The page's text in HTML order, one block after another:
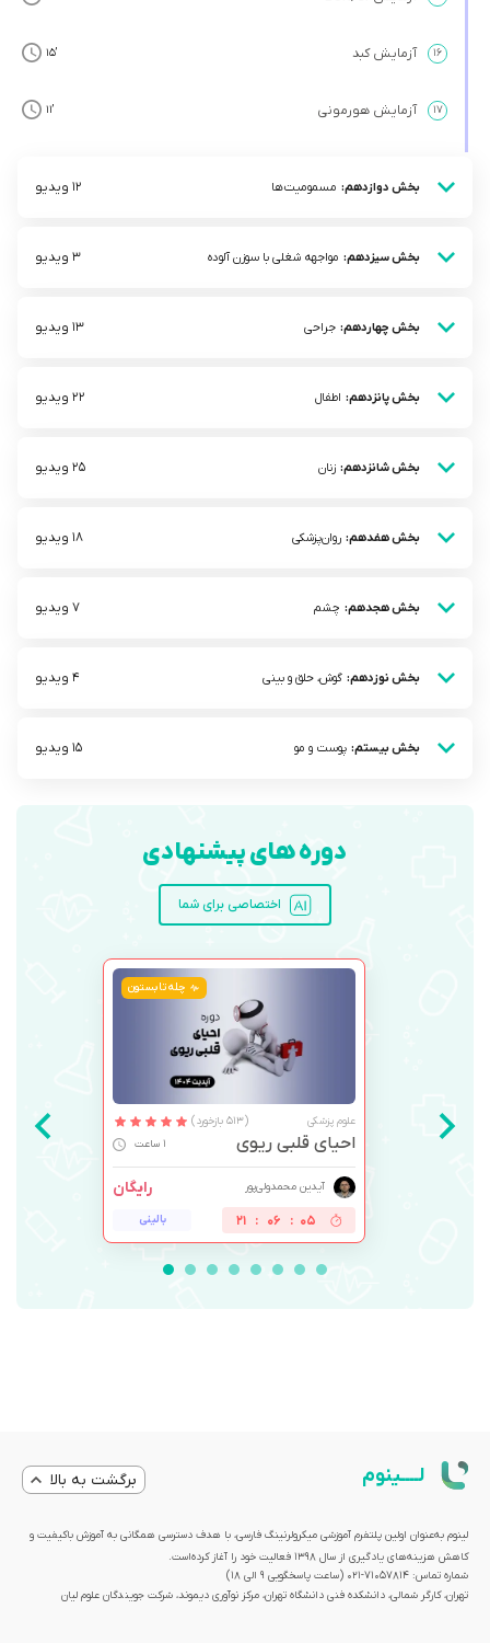
۱۶ آزمایش کبد ’15
۱۷ آزمایش هورمونی ’11
بخش دوازدهم: مسمومیت‌ها 12 ویدیو
بخش سیزدهم: مواجهه شغلی با سوزن آلوده 3 ویدیو
بخش چهاردهم: جراحی 13 ویدیو
بخش پانزدهم: اطفال 22 ویدیو
بخش شانزدهم: زنان 25 ویدیو
بخش هفدهم: روان‌پزشکی 18 ویدیو
بخش هجدهم: چشم 7 ویدیو
بخش نوزدهم: گوش، حلق و بینی 4 ویدیو
بخش بیستم: پوست و مو 15 ویدیو
دوره های پیشنهادی
اختصاصی برای شما
چله تابستون
علوم پزشکی (513 بازخورد)
احیای قلبی ریوی 1 ساعت
آیدین محمدولی‌پور رایگان
04
:
06
:
21 بالینی
لــــینوم برگشت به بالا
لینوم به‌عنوان اولین پلتفرم آموزشی میکرولرنینگ فارسی، با هدف دسترسی همگانی به آموزش باکیفیت و
کاهش هزینه‌های یادگیری از سال 1398 فعالیت خود را آغاز کرده‌است.
شماره تماس: 71057814-021 (ساعت پاسخگویی ۹ الی ۱۸)
تهران، کارگر شمالی، دانشکده فنی دانشگاه تهران، مرکز نوآوری دیموند، شرکت جویندگان علوم لیان